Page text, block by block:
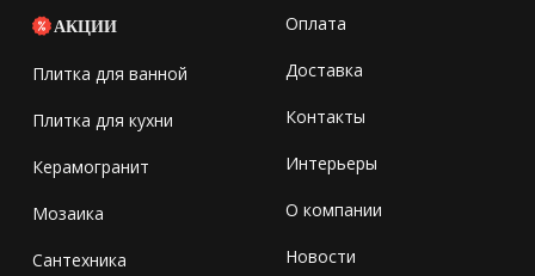
АКЦИИ
Плитка для ванной
Плитка для кухни
Керамогранит
Мозаика
Сантехника
Оплата
Доставка
Контакты
Интерьеры
О компании
Новости